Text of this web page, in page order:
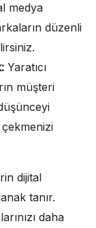
medya
düzenli
Yaratıcı
müşteri
dijital
tanır.
daha